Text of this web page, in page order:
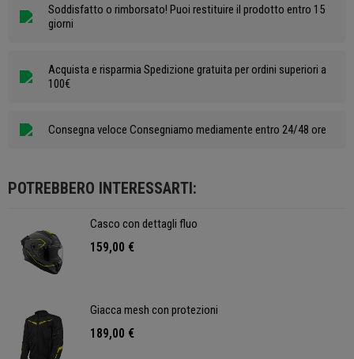
Soddisfatto o rimborsato! Puoi restituire il prodotto entro 15
giorni
Acquista e risparmia Spedizione gratuita per ordini superiori a
100€
Consegna veloce Consegniamo mediamente entro 24/48 ore
POTREBBERO INTERESSARTI:
Casco con dettagli fluo
159,00 €
Giacca mesh con protezioni
189,00 €